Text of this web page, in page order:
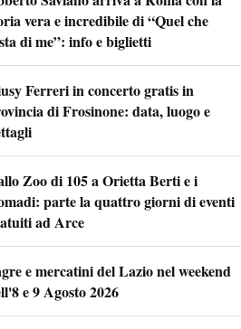
vera e incredibile di “Quel che
di me”: info e biglietti
Ferreri in concerto gratis in
di Frosinone: data, luogo e
Zoo di 105 a Orietta Berti e i
parte la quattro giorni di eventi
ad Arce
e mercatini del Lazio nel weekend
e 9 Agosto 2026